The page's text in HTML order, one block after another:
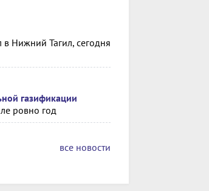
Нижний Тагил, сегодня
газификации
ровно год
все новости